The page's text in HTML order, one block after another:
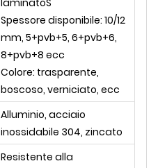
Spessore disponibile: 10/12
mm, 5+pvb+5, 6+pvb+6,
8+pvb+8 ecc
Colore: trasparente,
boscoso, verniciato, ecc
Alluminio, acciaio
inossidabile 304, zincato
Resistente alla